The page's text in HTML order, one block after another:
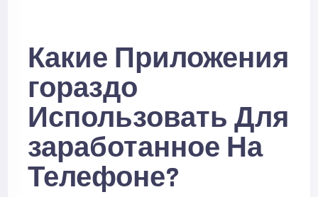
Какие Приложения
гораздо
Использовать Для
заработанное На
Телефоне?